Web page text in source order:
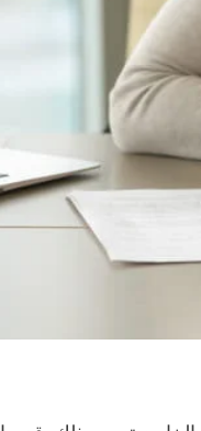
مؤتمرا علميا يسلط الضوء